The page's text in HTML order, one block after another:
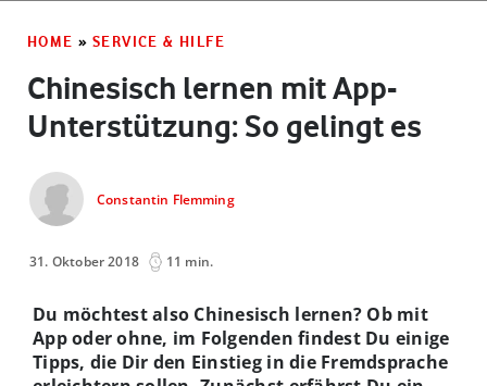
HOME » SERVICE & HILFE
Chinesisch lernen mit App-
Unterstützung: So gelingt es
Constantin Flemming
31. Oktober 2018 11 min.
Du möchtest also Chinesisch lernen? Ob mit
App oder ohne, im Folgenden findest Du einige
Tipps, die Dir den Einstieg in die Fremdsprache